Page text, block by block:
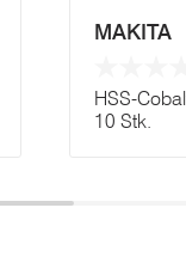
MAKITA
HSS-
10 Stk.